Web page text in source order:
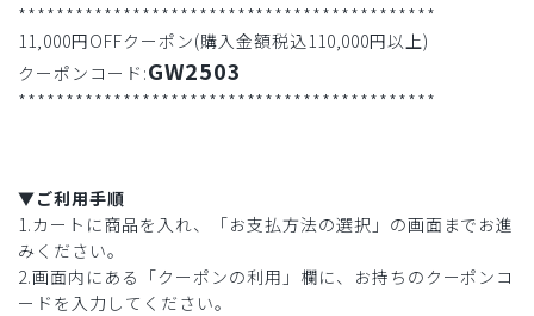
********************************************
11,000円OFFクーポン(購入金額税込110,000円以上)
クーポンコード:GW2503
********************************************
▼ご利用手順
1.カートに商品を入れ、「お支払方法の選択」の画面までお進
みください。
2.画面内にある「クーポンの利用」欄に、お持ちのクーポンコ
ードを入力してください。